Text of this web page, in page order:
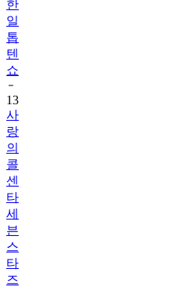
톱
텐
쇼
13
사
랑
의
콜
센
타
세
븐
스
타
즈
14